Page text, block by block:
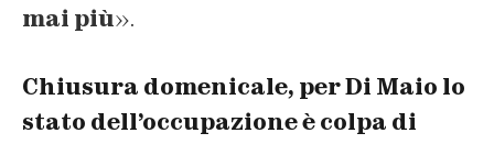
mai più».
Chiusura domenicale, per Di Maio lo
stato dell’occupazione è colpa di